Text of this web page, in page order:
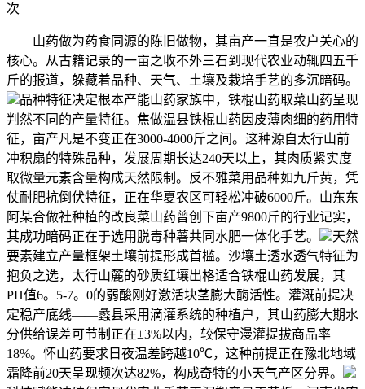
次
山药做为药食同源的陈旧做物，其亩产一直是农户关心的
核心。从古籍记录的一亩之收不外三石到现代农业动辄四五千
斤的报道，躲藏着品种、天气、土壤及栽培手艺的多沉暗码。
品种特征决定根本产能山药家族中，铁棍山药取菜山药呈现
判然不同的产量特征。焦做温县铁棍山药因皮薄肉细的药用特
征，亩产凡是不变正在3000-4000斤之间。这种源自太行山前
冲积扇的特殊品种，发展周期长达240天以上，其肉质紧实度
取微量元素含量构成天然限制。反不雅菜用品种如九斤黄，凭
仗耐肥抗倒伏特征，正在华夏农区可轻松冲破6000斤。山东东
阿某合做社种植的改良菜山药曾创下亩产9800斤的行业记实，
其成功暗码正在于选用脱毒种薯共同水肥一体化手艺。
天然
要素建立产量框架土壤前提形成首槛。沙壤土透水透气特征为
抱负之选，太行山麓的砂质红壤出格适合铁棍山药发展，其
PH值6。5-7。0的弱酸刚好激活块茎膨大酶活性。灌溉前提决
定稳产底线——蠡县采用滴灌系统的种植户，其山药膨大期水
分供给误差可节制正在±3%以内，较保守漫灌提拔商品率
18%。怀山药要求日夜温差跨越10℃，这种前提正在豫北地域
霜降前20天呈现频次达82%，构成奇特的小天气产区分界。